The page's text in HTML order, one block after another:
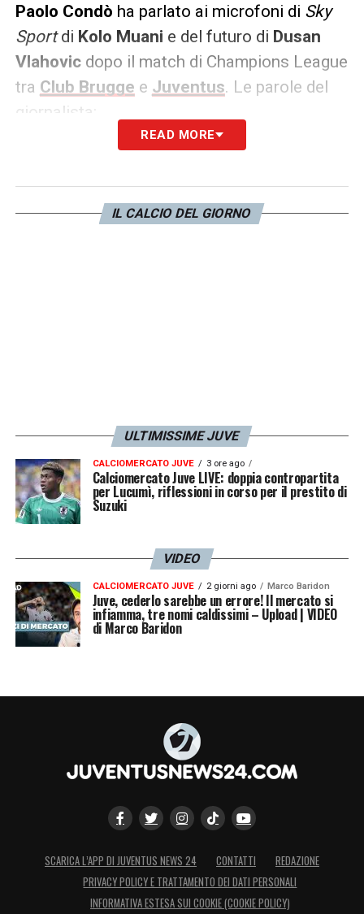
Paolo Condò ha parlato ai microfoni di Sky
Sportdi Kolo Muani e del futuro di Dusan
Vlahovicdopo il match di Champions League
tra Club Brugge e Juventus. Le parole del
giornalista:
«Sono curioso di vedere che cosa
la sensazione è che Vlahovic non entusiasmi
Thiago Motta. Vediamo se Kolo Muani è
READ MORE
IL CALCIO DEL GIORNO
ULTIMISSIME JUVE
CALCIOMERCATO JUVE 3 ore ago
Calciomercato Juve LIVE: doppia contropartita
per Lucumì, riflessioni in corso per il prestito di
Suzuki
VIDEO
CALCIOMERCATO JUVE 2 giorni ago Marco Baridon
Juve, cederlo sarebbe un errore! Il mercato si
infiamma, tre nomi caldissimi – Upload | VIDEO
di Marco Baridon
SCARICA L’APP DI JUVENTUS NEWS 24 CONTATTI
REDAZIONE
PRIVACY POLICY E TRATTAMENTO DEI DATI PERSONALI
INFORMATIVA ESTESA SUI COOKIE (COOKIE POLICY)